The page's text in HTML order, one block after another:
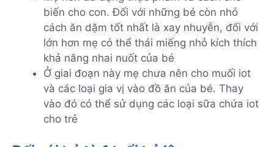
biến cho con. Đối với những bé còn nhỏ
cách ăn dặm tốt nhất là xay nhuyễn, đối với
lớn hơn mẹ có thể thái miếng nhỏ kích thích
khả năng nhai nuốt của bé
Ở giai đoạn này mẹ chưa nên cho muối iot
và các loại gia vị vào đồ ăn của bé. Thay
vào đó có thể sử dụng các loại sữa chứa iot
cho trẻ